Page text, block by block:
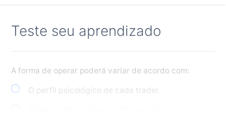
Teste seu aprendizado
A forma de operar poderá variar de acordo com:
O perfil psicológico de cada trader.